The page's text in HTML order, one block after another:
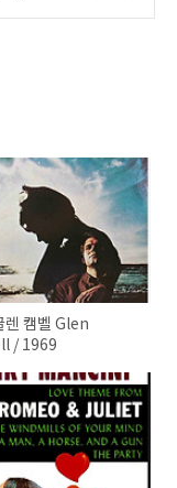
캠벨 Glen
/ 1969